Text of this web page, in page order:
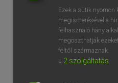
Ezek a sütik nyomon
megismerésével a
felhasználó hány
megoszthatják
féltől származnak.
↓ 2 szolgáltatás